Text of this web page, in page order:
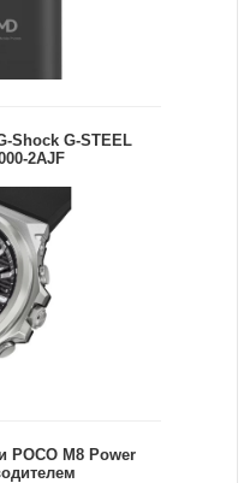
Shock G-STEEL
2AJF
POCO M8 Power